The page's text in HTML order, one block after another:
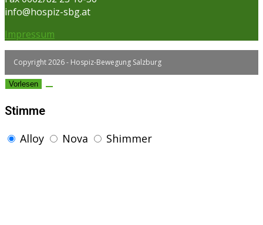
info@hospiz-sbg.at
Impressum
Copyright 2026 - Hospiz-Bewegung Salzburg
Vorlesen
Stimme
Alloy
Nova Shimmer